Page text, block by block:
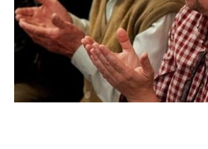
ОПК
ЭНЕРГЕТИКА
ТРАНСПОРТ
УСЛУГИ
IT
МЕДИА
ТЕЛЕКОММУНИКАЦИИ
НОВОСТИ МЕРОПРИЯТИЙ
ВЫЕЗДНАЯ РЕДАКЦИЯ
БИЗНЕС-БРАНЧИ
СПОРТ
НОВОСТИ СПОРТА
ОБЩЕСТВО
НОВОСТИ ОБЩЕСТВА
ФОТОГАЛЕРЕЯ